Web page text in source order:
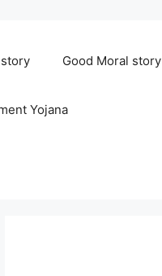
Good Moral story
Yojana